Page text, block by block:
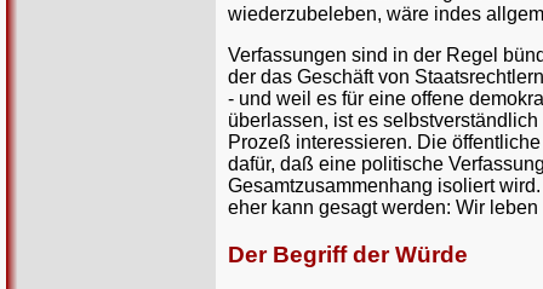
wiederzubeleben, wäre indes
Verfassungen sind in der Regel
der das Geschäft von
- und weil es für eine offene
überlassen, ist es
Prozeß interessieren. Die
dafür, daß eine politische
Gesamtzusammenhang isoliert
eher kann gesagt werden: Wir
Der Begriff der Würde